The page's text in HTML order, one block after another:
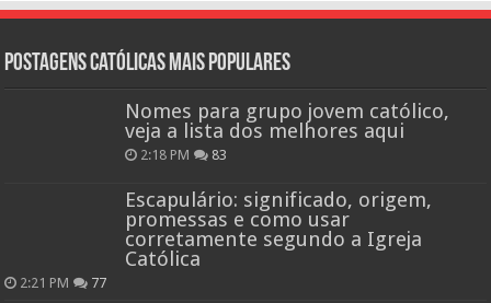
Postagens católicas mais Populares
Nomes para grupo jovem católico,
veja a lista dos melhores aqui
2:18 PM 83
Escapulário: significado, origem,
promessas e como usar
corretamente segundo a Igreja
Católica
2:21 PM 77